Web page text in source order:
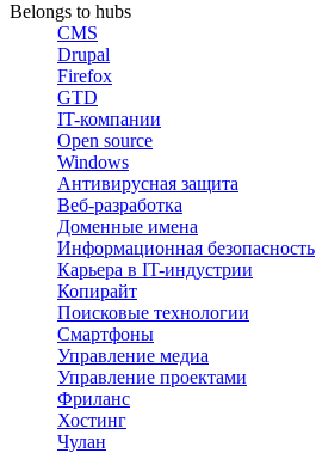
Belongs to hubs
CMS
Drupal
Firefox
GTD
IT-компании
Open source
Windows
Антивирусная защита
Веб-разработка
Доменные имена
Информационная безопасность
Карьера в IT-индустрии
Копирайт
Поисковые технологии
Смартфоны
Управление медиа
Управление проектами
Фриланс
Хостинг
Чулан